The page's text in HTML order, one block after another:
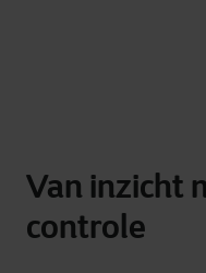
Van inzicht
controle